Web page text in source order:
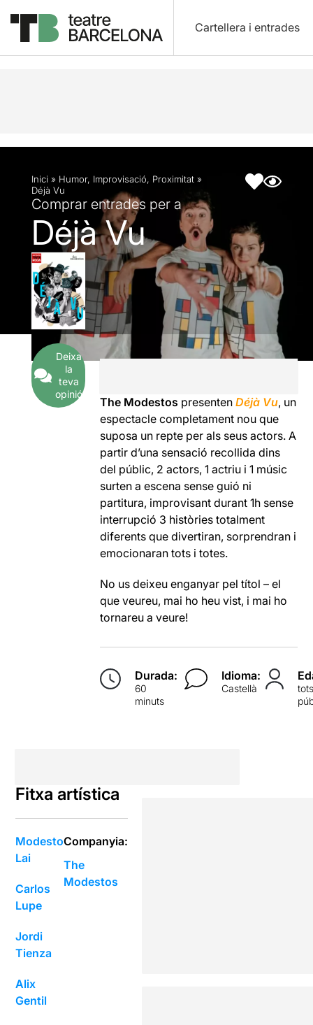
Cartellera i entrades
Descripció Fitxa artística
Inici » Humor, Improvisació, Proximitat »
Déjà Vu
Comprar entrades per a
Déjà Vu
Deixa
la
teva
opinió
The Modestos presentenDéjà Vu, un
espectacle completament nou que
suposa un repte per als seus actors. A
partir d’una sensació recollida dins
del públic, 2 actors, 1 actriu i 1 músic
surten a escena sense guió ni
partitura, improvisant durant 1h sense
interrupció 3 històries totalment
diferents que divertiran, sorprendran i
emocionaran tots i totes.
No us deixeu enganyar pel títol – el
que veureu, mai ho heu vist, i mai ho
tornareu a veure!
Durada:
60
minuts
Idioma:
Castellà
Fitxa artística
Modesto
Lai
Carlos
Lupe
Jordi
Tienza
Alix
Gentil
Companyia:
The
Modestos